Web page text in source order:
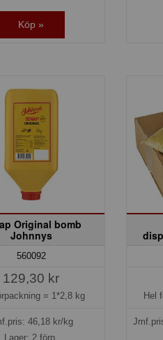
Köp »
Original bomb
Johnnys
560092
129,30 kr
= 1*2,8 kg
46,18kr/kg
Lager: 2 förp.
Hel